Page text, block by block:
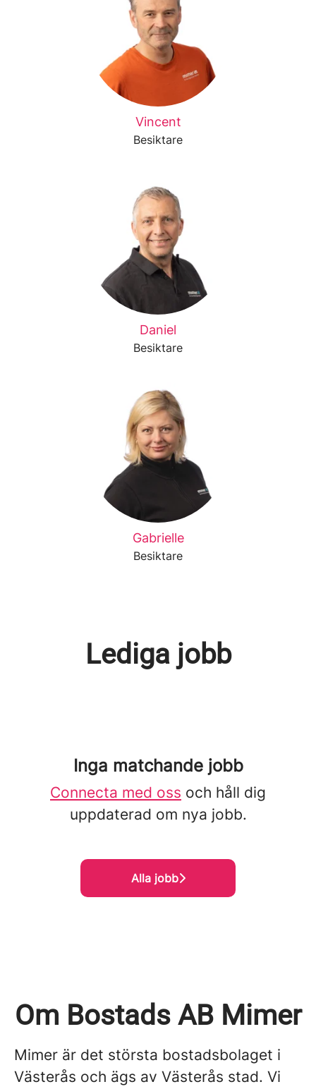
Vincent
Besiktare
Daniel
Besiktare
Gabrielle
Besiktare
Lediga jobb
Inga matchande jobb
Connecta med oss och håll dig
uppdaterad om nya jobb.
Alla jobb
Om Bostads AB Mimer
Mimer är det största bostadsbolaget i
Västerås och ägs av Västerås stad. Vi